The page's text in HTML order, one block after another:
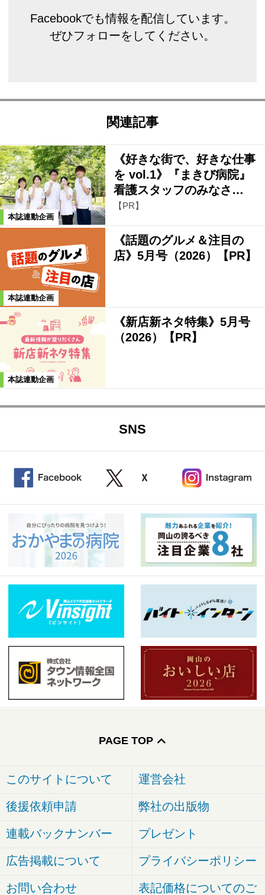
Facebookでも情報を配信しています。
ぜひフォローをしてください。
関連記事
本誌連動企画
《好きな街で、好きな仕事
を vol.1》『まきび病院』
看護スタッフのみなさ…
【PR】
本誌連動企画
《話題のグルメ＆注目の
店》5月号（2026）【PR】
本誌連動企画
《新店新ネタ特集》5月号
（2026）【PR】
SNS
PAGE TOP
このサイトについて 運営会社
後援依頼申請 弊社の出版物
連載バックナンバー プレゼント
広告掲載について プライバシーポリシー
お問い合わせ 表記価格についてのご